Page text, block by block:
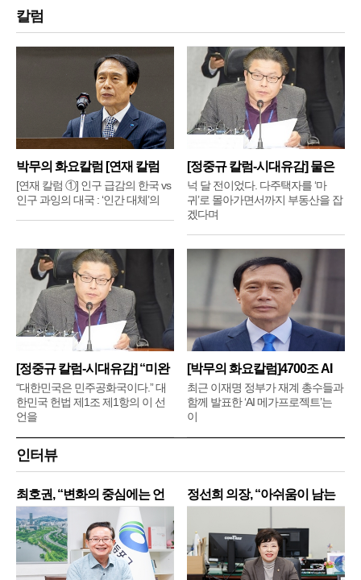
칼럼
박무의 화요칼럼 [연재 칼럼
①]
[연재 칼럼 ①] 인구 급감의 한국 vs
인구 과잉의 대국 : ‘인간 대체’의
[정중규 칼럼-시대유감] 물은
배
넉 달 전이었다. 다주택자를 ‘마
귀’로 몰아가면서까지 부동산을 잡
겠다며
[정중규 칼럼-시대유감] “미완
“대한민국은 민주공화국이다.” 대
한민국 헌법 제1조 제1항의 이 선
언을
[박무의 화요칼럼]4700조 AI
메
최근 이재명 정부가 재계 총수들과
함께 발표한 ‘AI 메가프로젝트’는
이
인터뷰
최호권, “변화의 중심에는 언
제
정선희 의장, “아쉬움이 남는